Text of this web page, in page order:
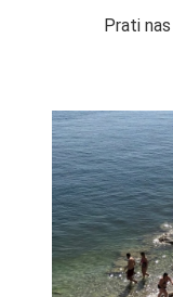
Prati